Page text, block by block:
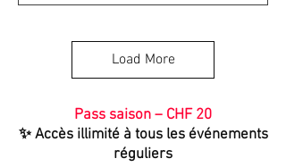
Load More
Pass saison – CHF 20
✨ Accès illimité à tous les événements
réguliers